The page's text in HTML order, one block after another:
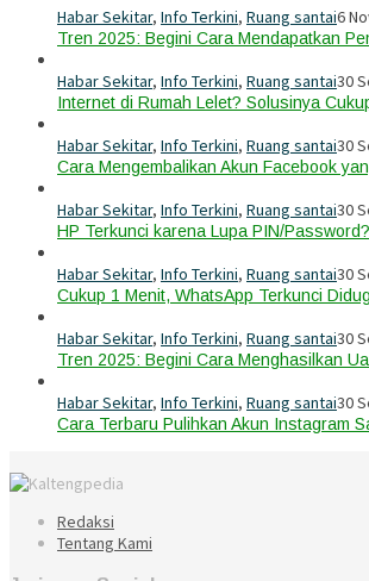
Habar Sekitar, Info Terkini, Ruang santai6
Tren 2025: Begini Cara Mendapatkan
Habar Sekitar, Info Terkini, Ruang santai30
Internet di Rumah Lelet? Solusinya
Habar Sekitar, Info Terkini, Ruang santai30
Cara Mengembalikan Akun Facebook
Habar Sekitar, Info Terkini, Ruang santai30
HP Terkunci karena Lupa PIN/
Habar Sekitar, Info Terkini, Ruang santai30
Cukup 1 Menit, WhatsApp Terkunci
Habar Sekitar, Info Terkini, Ruang santai30
Tren 2025: Begini Cara Menghasilkan
Habar Sekitar, Info Terkini, Ruang santai30
Cara Terbaru Pulihkan Akun Instagram
Redaksi
Tentang Kami